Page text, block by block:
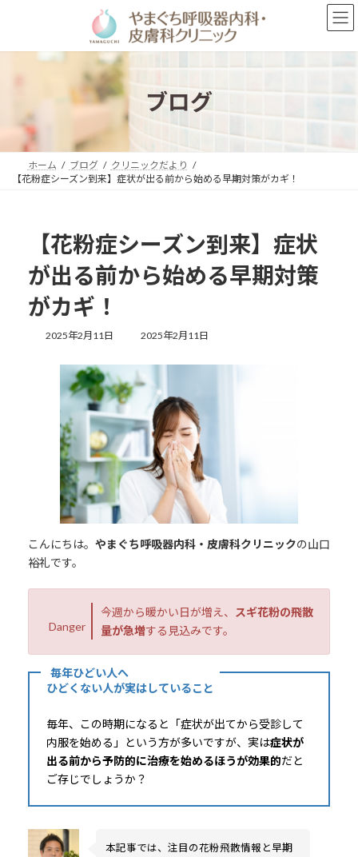
ン
プ
ー
動
ブログ
ホーム ブログ
クリニックだより
【花粉症シーズン到来】症状が出る前から始める早期対策がカギ！
【花粉症シーズン到来】症状
が出る前から始める早期対策
がカギ！
2025年2月11日
最
更
新
日
時
:
2025年2月11日
こんにちは。 やまぐち呼吸器内科・皮膚科クリニックの山口
裕礼です。
Danger
今週から暖かい日が増え、 スギ花粉の飛散
量が急増する見込みです。
毎年ひどい人へ
ひどくない人が実はしていること
毎年、この時期になると「症状が出てから受診して
内服を始める」という方が多いですが、実は症状が
出る前から予防的に治療を始めるほうが効果的だと
ご存じでしょうか？
本記事では、注目の花粉飛散情報と早期